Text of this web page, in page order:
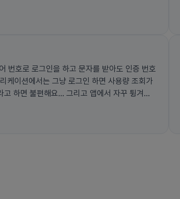
번호로 로그인을 하고 문자를 받아도 인증 번호
케이션에서는 그냥 로그인 하면 사용량 조회가
그리고 앱에서 자꾸 튕겨지